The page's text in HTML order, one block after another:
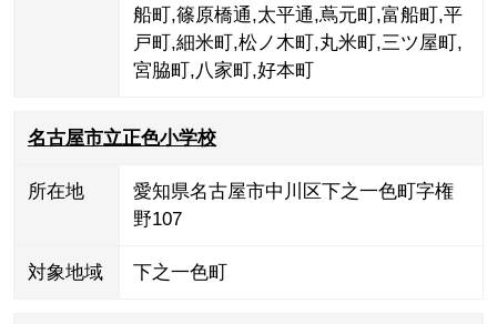
船町,篠原橋通,太平通,蔦元町,富船町,平
戸町,細米町,松ノ木町,丸米町,三ツ屋町,
宮脇町,八家町,好本町
名古屋市立正色小学校
所在地
愛知県名古屋市中川区下之一色町字権
野107
対象地域 下之一色町